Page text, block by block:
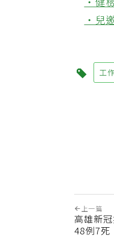
‧健
‧兒
工
上一篇
高雄新